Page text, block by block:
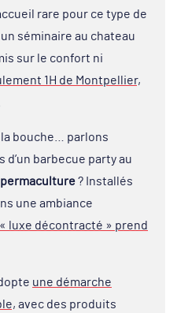
rare pour ce type de
séminaire au chateau
sur le confort ni
1H de Montpellier,
la bouche… parlons
d’un barbecue party au
? Installés
une ambiance
« luxe décontracté » prend
une démarche
avec des produits